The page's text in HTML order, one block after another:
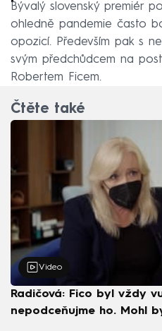
Bývalý slovenský premiér
ohledně pandemie často
opozicí. Především pak s
svým předchůdcem na
Robertem Ficem.
Čtěte také
Video
Radičová: Fico byl vždy
nepodceňujme ho. Mohl